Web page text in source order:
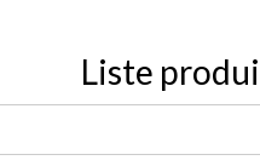
Liste